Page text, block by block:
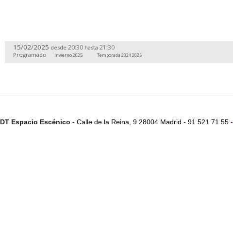
15/02/2025 desde 20:30 hasta 21:30
Programado Invierno 2025 Temporada 2024 2025
DT Espacio Escénico - Calle de la Reina, 9 28004 Madrid - 91 521 71 55 -